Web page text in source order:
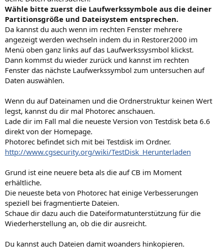
Wähle bitte zuerst die Laufwerkssymbole aus die deiner
Partitionsgröße und Dateisystem entsprechen.
Da kannst du auch wenn im rechten Fenster mehrere
angezeigt werden wechseln indem du in Restorer2000 im
Menü oben ganz links auf das Laufwerkssysmbol klickst.
Dann kommst du wieder zurück und kannst im rechten
Fenster das nächste Laufwerkssymbol zum untersuchen auf
Daten auswählen.
Wenn du auf Dateinamen und die Ordnerstruktur keinen Wert
legst, kannst du dir mal Photorec anschauen.
Lade dir im Fall mal die neueste Version von Testdisk beta 6.6
direkt von der Homepage.
Photorec befindet sich mit bei Testdisk im Ordner.
http://www.cgsecurity.org/wiki/TestDisk_Herunterladen
Grund ist eine neuere beta als die auf CB im Moment
erhältliche.
Die neueste beta von Photorec hat einige Verbesserungen
speziell bei fragmentierte Dateien.
Schaue dir dazu auch die Dateiformatunterstützung für die
Wiederherstellung an, ob die dir ausreicht.
Du kannst auch Dateien damit woanders hinkopieren.